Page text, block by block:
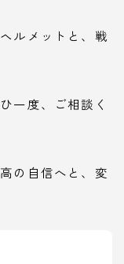
ルメットと、戦
一度、ご相談く
の自信へと、変